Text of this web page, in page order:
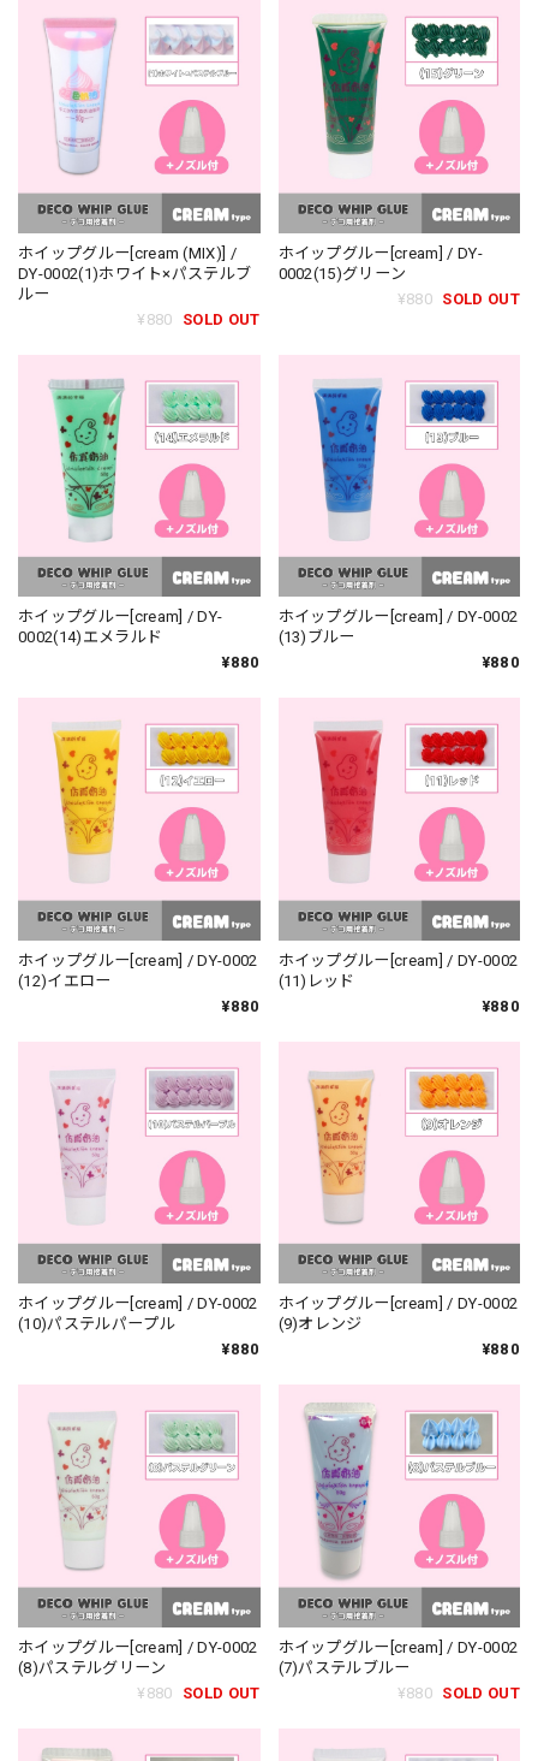
ホイップグルー[cream (MIX)] /
DY-0002(1)ホワイト×パステルブ
ルー
¥880
SOLD OUT
ホイップグルー[cream] / DY-
0002(15)グリーン
¥880 SOLD OUT
ホイップグルー[cream] / DY-
0002(14)エメラルド
¥880
ホイップグルー[cream] / DY-0002
(13)ブルー
¥880
ホイップグルー[cream] / DY-0002
(12)イエロー
¥880
ホイップグルー[cream] / DY-0002
(11)レッド
¥880
ホイップグルー[cream] / DY-0002
(10)パステルパープル
¥880
ホイップグルー[cream] / DY-0002
(9)オレンジ
¥880
ホイップグルー[cream] / DY-0002
(8)パステルグリーン
¥880
SOLD OUT
ホイップグルー[cream] / DY-0002
(7)パステルブルー
¥880 SOLD OUT